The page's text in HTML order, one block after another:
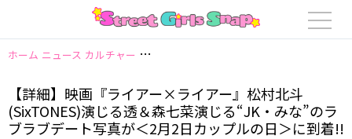
ホーム ニュース カルチャー 【詳細】映画『ライアー×ライアー』松村北
【詳細】映画『ライアー×ライアー』松村北斗
(SixTONES)演じる透＆森七菜演じる“JK・みな”のラ
ブラブデート写真が＜2月2日カップルの日＞に到着!!